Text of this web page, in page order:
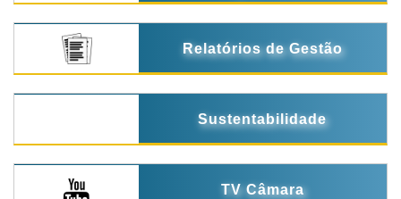
Relatórios de Gestão
Sustentabilidade
TV Câmara